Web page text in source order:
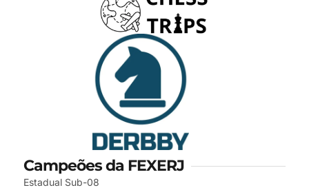
Campeões da FEXERJ
Estadual Sub-08